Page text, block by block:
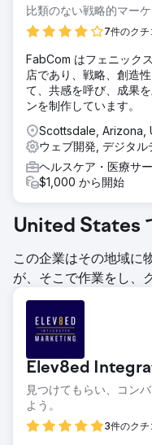
比類のない戦略的マー
7件のクチ
FabCom はフェニック
店であり、戦略、創造
て、共感を呼び、成果
ンを制作しています。
Scottsdale, Arizona,
ウェブ開発, デジタル
ヘルスケア・医療サ
$1,000 から開始
United States
この企業はその地域に
が、そこで作業をし、
Elev8ed
見つけてもらい、コン
よう。
3件のクチ